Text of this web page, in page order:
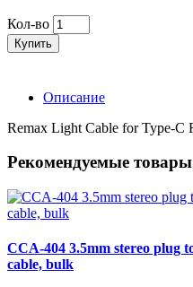
Кол-во
Купить
Описание
Remax Light Cable for Type-C
Рекомендуемые товары
CCA-404 3.5mm stereo plug
cable, bulk